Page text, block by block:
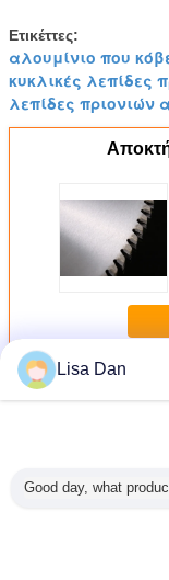
Ετικέττες:
αλουμίνιο που
κυκλικές λεπίδες
λεπίδες πριονιών
Περισσότεροι
Αργίλιο που
Lisa Dan
Good day, what